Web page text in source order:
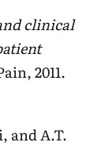
clinical
2011.
A.T.